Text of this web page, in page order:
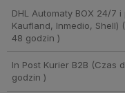
DHL Automaty BOX 24/7
Kaufland, Inmedio, Shell)
48 godzin )
In Post Kurier B2B (Czas
godzin )